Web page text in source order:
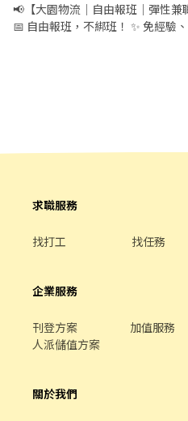
📢【大園物流｜自由報班｜彈性兼職】📦 💰 想賺外快、
📅 自由報班，不綁班！ ✨ 免經驗
👤 聯絡人：小魚 📱 0978-528-699
求職服務
找打工 找任務
企業服務
刊登方案 加值服務
人派儲值方案
關於我們